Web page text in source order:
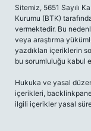
Sitemiz, 5651 Sayılı
Kurumu (BTK)
vermektedir. Bu
veya araştırma
yazdıkları içeriklerin
bu sorumluluğu kabul
Hukuka ve yasal
içerikleri,
ilgili içerikler yasal